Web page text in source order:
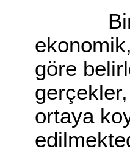
Bir
göre
ortaya